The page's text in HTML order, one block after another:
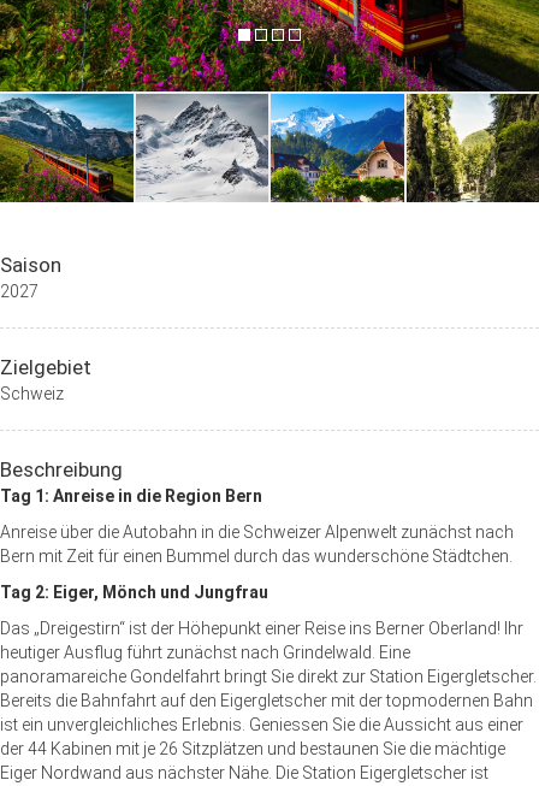
Saison
2027
Zielgebiet
Schweiz
Beschreibung
Tag 1: Anreise in die Region Bern
Anreise über die Autobahn in die Schweizer Alpenwelt zunächst nach
Bern mit Zeit für einen Bummel durch das wunderschöne Städtchen.
Tag 2: Eiger, Mönch und Jungfrau
Das „Dreigestirn“ ist der Höhepunkt einer Reise ins Berner Oberland! Ihr
heutiger Ausflug führt zunächst nach Grindelwald. Eine
panoramareiche Gondelfahrt bringt Sie direkt zur Station Eigergletscher.
Bereits die Bahnfahrt auf den Eigergletscher mit der topmodernen Bahn
ist ein unvergleichliches Erlebnis. Geniessen Sie die Aussicht aus einer
der 44 Kabinen mit je 26 Sitzplätzen und bestaunen Sie die mächtige
Eiger Nordwand aus nächster Nähe. Die Station Eigergletscher ist